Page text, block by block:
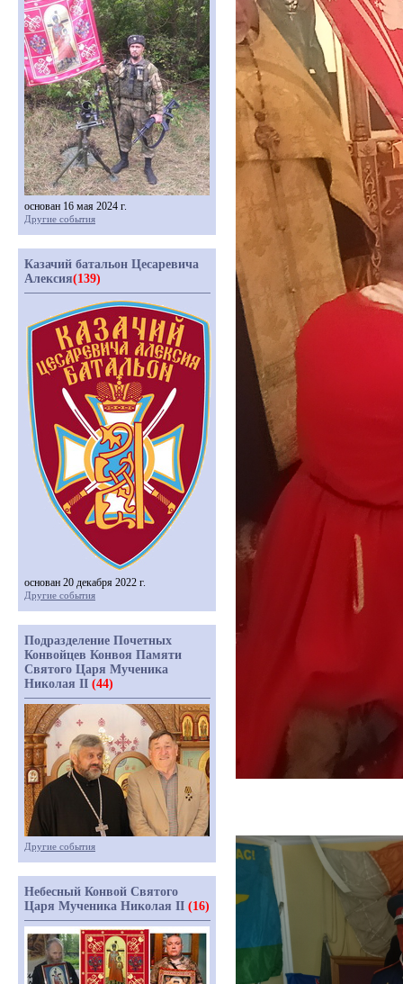
основан 16 мая 2024 г.
Другие события
Казачий батальон Цесаревича
Алексия(139)
основан 20 декабря 2022 г.
Другие события
Подразделение Почетных
Конвойцев Конвоя Памяти
Святого Царя Мученика
Николая II (44)
Другие события
Небесный Конвой Святого
Царя Мученика Николая II (16)